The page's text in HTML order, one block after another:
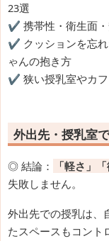
23選
✔️ 携帯性・衛生面
✔️ クッションを忘れ
ゃんの抱き方
✔️ 狭い授乳室やカフ
外出先・授乳室
◎ 結論： 「軽さ」
失敗しません。
外出先での授乳は、
たスペースもコント